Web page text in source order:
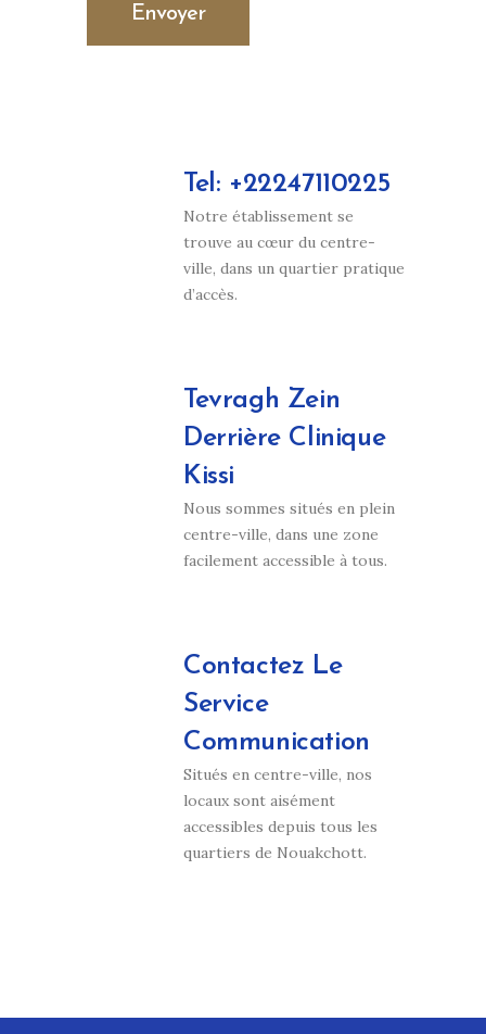
Tel: +22247110225
Notre établissement se
trouve au cœur du centre-
ville, dans un quartier pratique
d’accès.
Tevragh Zein
Derrière Clinique
Kissi
Nous sommes situés en plein
centre-ville, dans une zone
facilement accessible à tous.
Contactez Le
Service
Communication
Situés en centre-ville, nos
locaux sont aisément
accessibles depuis tous les
quartiers de Nouakchott.